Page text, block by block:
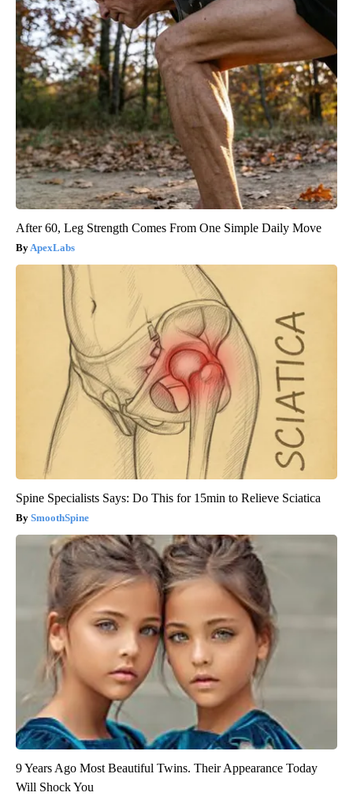
After 60, Leg Strength Comes From One Simple Daily Move
ApexLabs
Spine Specialists Says: Do This for 15min to Relieve Sciatica
SmoothSpine
9 Years Ago Most Beautiful Twins. Their Appearance Today
Will Shock You